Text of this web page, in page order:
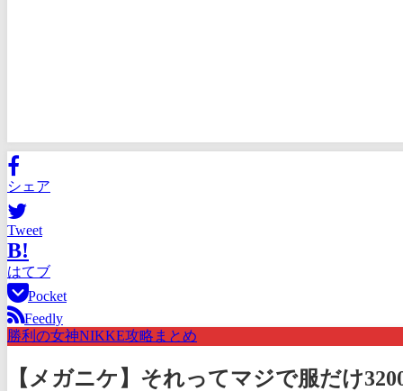
シェア
Tweet
B!
はてブ
Pocket
Feedly
勝利の女神NIKKE攻略まとめ
【メガニケ】それってマジで服だけ